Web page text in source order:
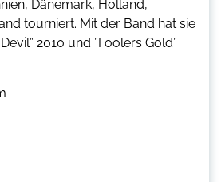
Dänemark, Holland,
tourniert. Mit der Band hat sie
2010 und ”Foolers Gold”